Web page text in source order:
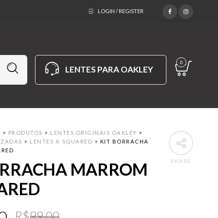
LOGIN / REGISTER
LENTES PARA OAKLEY
0
SHARE
> PRODUTOS > LENTES ORIGINAIS OAKLEY >
> LENTES X-SQUARED > KIT BORRACHA
MARROM